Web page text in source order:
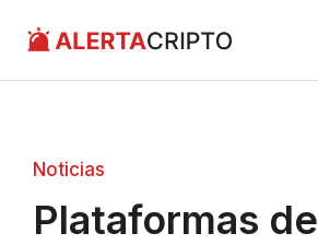
contenido
Noticias
Plataformas de